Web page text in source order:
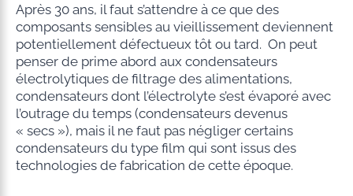
Après 30 ans, il faut s’attendre à ce que des
composants sensibles au vieillissement deviennent
potentiellement défectueux tôt ou tard. On peut
penser de prime abord aux condensateurs
électrolytiques de filtrage des alimentations,
condensateurs dont l’électrolyte s’est évaporé avec
l’outrage du temps (condensateurs devenus
« secs »), mais il ne faut pas négliger certains
condensateurs du type film qui sont issus des
technologies de fabrication de cette époque.